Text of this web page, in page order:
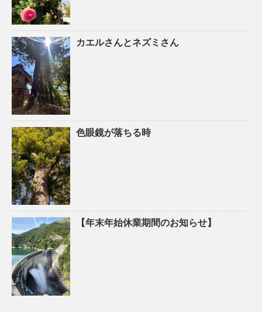
カエルさんとネズミさん
色眼鏡が落ちる時
【年末年始休業期間のお知らせ】